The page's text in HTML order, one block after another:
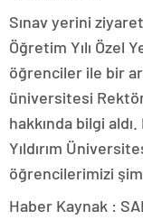
Sınav yerini
Öğretim Yılı Özel
öğrenciler ile bir
üniversitesi
hakkında bilgi
Yıldırım
öğrencilerimizi
Haber Kaynak :